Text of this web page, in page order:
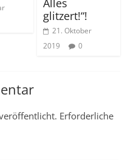
Alles
glitzert!“!
21. Oktober
2019
0
Erforderliche